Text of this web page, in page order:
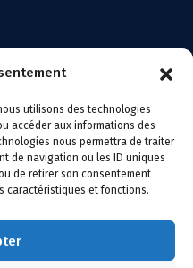
utilisons des technologies
accéder aux informations des
nous permettra de traiter
de navigation ou les ID uniques
de retirer son consentement
caractéristiques et fonctions.